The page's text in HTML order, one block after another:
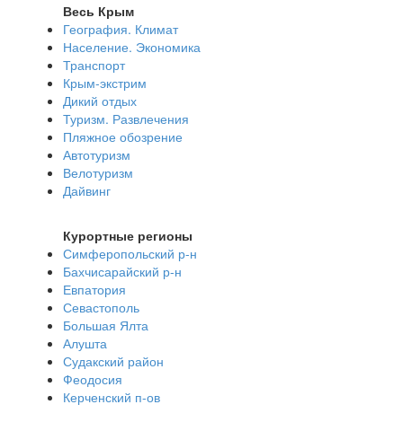
Весь Крым
География. Климат
Население. Экономика
Транспорт
Крым-экстрим
Дикий отдых
Туризм. Развлечения
Пляжное обозрение
Автотуризм
Велотуризм
Дайвинг
Курортные регионы
Симферопольский р-н
Бахчисарайский р-н
Евпатория
Севастополь
Большая Ялта
Алушта
Судакский район
Феодосия
Керченский п-ов